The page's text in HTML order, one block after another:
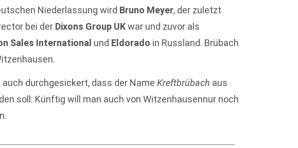
Niederlassung wird Bruno Meyer, der zuletzt
bei der Dixons Group UKwar und zuvor als
Sales International und Eldorado in Russland. Brübach
durchgesickert, dass der NameKreftbrübach aus
soll: Künftig will man auch von Witzenhausennur noch